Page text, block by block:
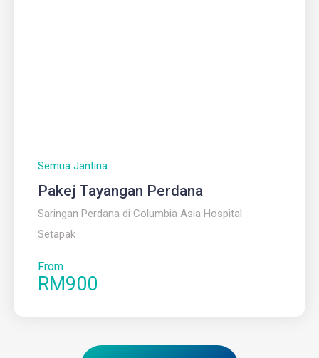
Semua Jantina
Pakej Tayangan Perdana
Saringan Perdana di Columbia Asia Hospital
Setapak
From
RM900